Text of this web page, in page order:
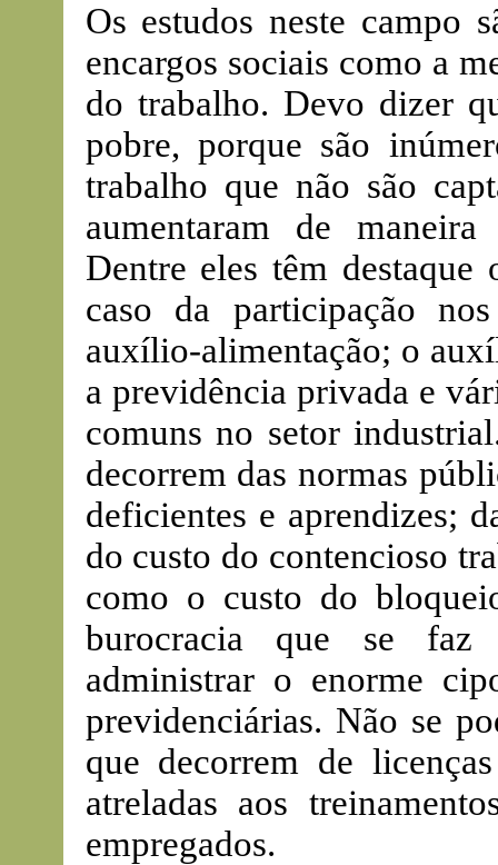
Os estudos neste campo
encargos sociais como a
do trabalho. Devo dizer
pobre, porque são
trabalho que não são
aumentaram de
Dentre eles têm
caso da participação
auxílio-alimentação; o
a previdência privada e
comuns no setor
decorrem das normas
deficientes e aprendizes;
do custo do contencioso
como o custo do
burocracia que se faz
administrar o enorme
previdenciárias. Não se
que decorrem de
atreladas aos
empregados.